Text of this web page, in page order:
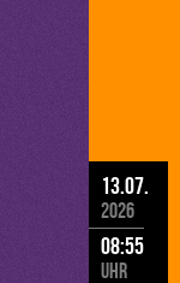
13.07.
2026
08:55
Uhr